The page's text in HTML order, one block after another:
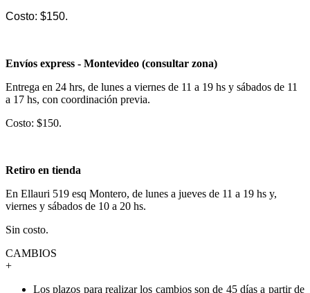
Costo: $150.
Envíos express - Montevideo (consultar zona)
Entrega en 24 hrs, de lunes a viernes de 11 a 19 hs y sábados de 11
a 17 hs, con coordinación previa.
Costo: $150.
Retiro en tienda
En Ellauri 519 esq Montero, de lunes a jueves de 11 a 19 hs y,
viernes y sábados de 10 a 20 hs.
Sin costo.
CAMBIOS
+
Los plazos para realizar los cambios son de 45 días a partir de